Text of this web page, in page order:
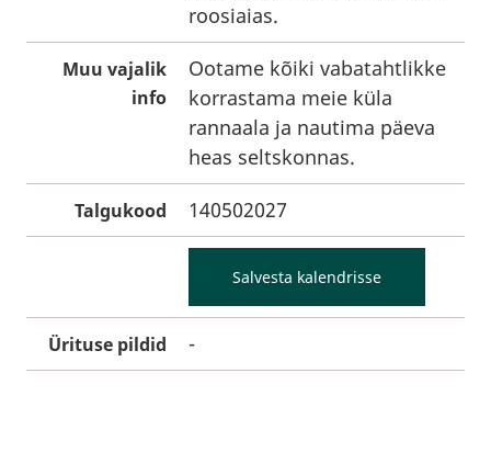
roosiaias.
Muu vajalik
info
Ootame kõiki vabatahtlikke
korrastama meie küla
rannaala ja nautima päeva
heas seltskonnas.
Talgukood 140502027
Salvesta kalendrisse
Ürituse pildid -